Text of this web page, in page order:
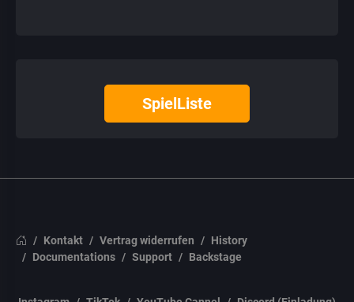
SpielListe
Kontakt Vertrag widerrufen
History
Documentations
Support Backstage